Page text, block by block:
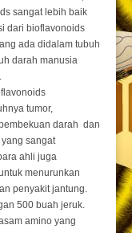
sangat lebih baik
dari bioflavonoids
ada didalam tubuh
darah manusia
tumor,
darah dan
sangat
ahli juga
menurunkan
penyakit jantung.
500 buah jeruk.
amino yang